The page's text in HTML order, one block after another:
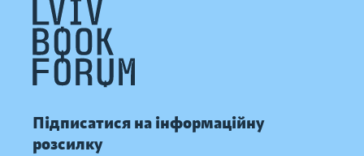
Підписатися на інформаційну
розсилку